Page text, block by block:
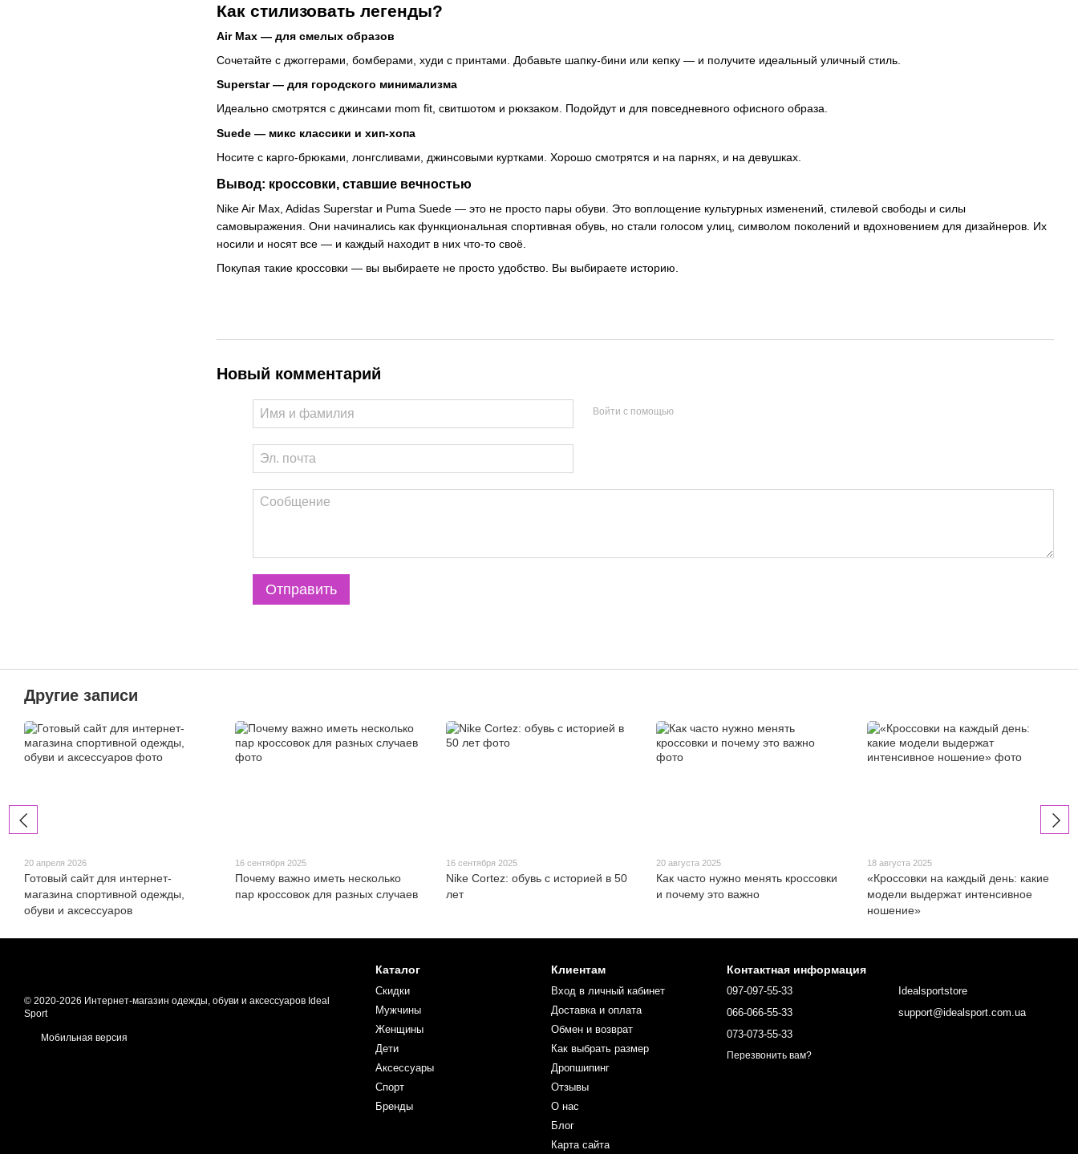
Как стилизовать легенды?
Air Max — для смелых образов
Сочетайте с джоггерами, бомберами, худи с принтами. Добавьте шапку-бини или кепку — и получите идеальный уличный стиль.
Superstar — для городского минимализма
Идеально смотрятся с джинсами mom fit, свитшотом и рюкзаком. Подойдут и для повседневного офисного образа.
Suede — микс классики и хип-хопа
Носите с карго-брюками, лонгсливами, джинсовыми куртками. Хорошо смотрятся и на парнях, и на девушках.
Вывод: кроссовки, ставшие вечностью
Nike Air Max, Adidas Superstar и Puma Suede — это не просто пары обуви. Это воплощение культурных изменений, стилевой свободы и силы
самовыражения. Они начинались как функциональная спортивная обувь, но стали голосом улиц, символом поколений и вдохновением для дизайнеров. Их
носили и носят все — и каждый находит в них что-то своё.
Покупая такие кроссовки — вы выбираете не просто удобство. Вы выбираете историю.
Новый комментарий
Войти с помощью
Отправить
Другие записи
20 апреля 2026
Готовый сайт для интернет-
магазина спортивной одежды,
обуви и аксессуаров
16 сентября 2025
Почему важно иметь несколько
пар кроссовок для разных случаев
16 сентября 2025
Nike Cortez: обувь с историей в 50
лет
20 августа 2025
Как часто нужно менять кроссовки
и почему это важно
18 августа 2025
«Кроссовки на каждый день: какие
модели выдержат интенсивное
ношение»
© 2020-2026 Интернет-магазин одежды, обуви и аксессуаров Ideal
Sport
Мобильная версия
Каталог
Скидки
Мужчины
Женщины
Дети
Аксессуары
Спорт
Бренды
Клиентам
Вход в личный кабинет
Доставка и оплата
Обмен и возврат
Как выбрать размер
Дропшипинг
Отзывы
О нас
Блог
Карта сайта
Контактная информация
097-097-55-33
066-066-55-33
073-073-55-33
Перезвонить вам?
Idealsportstore
support@idealsport.com.ua